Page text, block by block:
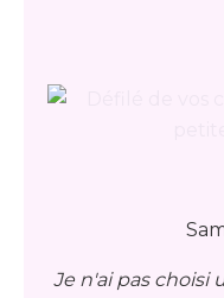
Je n'ai pas choisi